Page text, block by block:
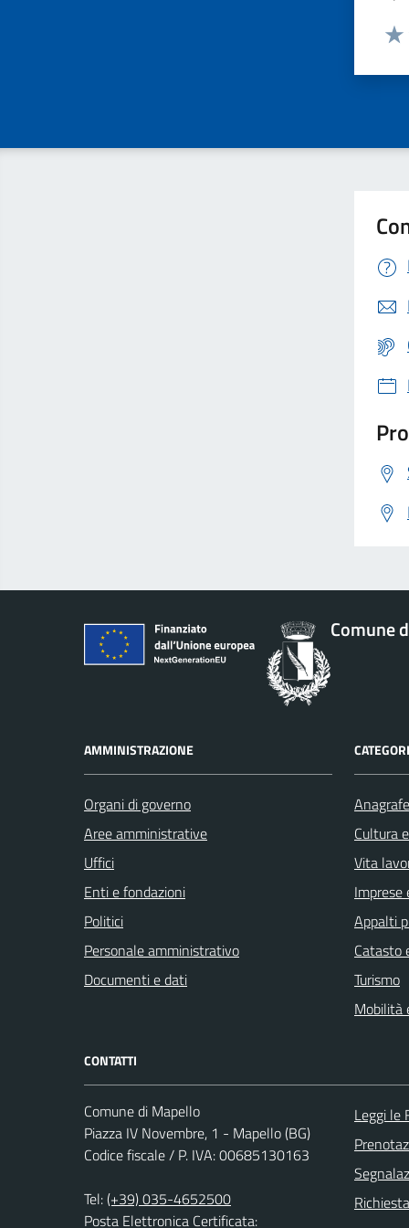
Comune
AMMINISTRAZIONE
Organi di governo
Aree amministrative
Uffici
Enti e fondazioni
Politici
Personale amministrativo
Documenti e dati
Cultura
Vita
Imprese
Appalti
Catasto
Turismo
Mobilità
CONTATTI
Comune di Mapello
Piazza IV Novembre, 1 - Mapello (BG)
Codice fiscale / P. IVA: 00685130163
Tel:(+39) 035-4652500
Posta Elettronica Certificata:
Leggi le